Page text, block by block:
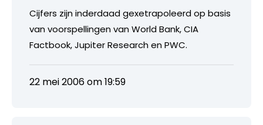
Cijfers zijn inderdaad gexetrapoleerd op basis
van voorspellingen van World Bank, CIA
Factbook, Jupiter Research en PWC.
22 mei 2006 om 19:59